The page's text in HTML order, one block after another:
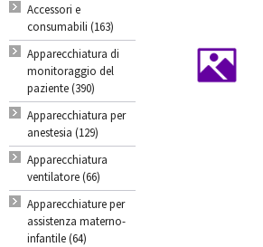
Accessori e
consumabili (163)
Apparecchiatura di
monitoraggio del
paziente (390)
Apparecchiatura per
anestesia (129)
Apparecchiatura
ventilatore (66)
Apparecchiature per
assistenza materno-
infantile (64)